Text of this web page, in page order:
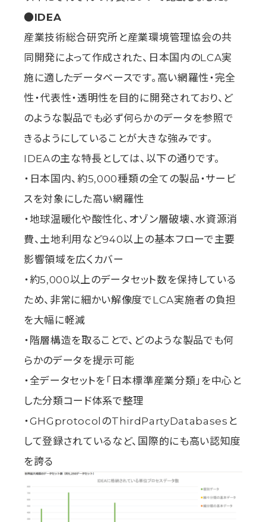
●IDEA
産業技術総合研究所と産業環境管理協会の共
同開発によって作成された、日本国内のLCA実
施に適したデータベースです。高い網羅性・完全
性・代表性・透明性を目的に開発されており、ど
のような製品でも必ず何らかのデータを参照で
きるようにしていることが大きな強みです。
IDEAの主な特長としては、以下の通りです。
・日本国内、約5,000種類の全ての製品・サービ
スを対象にした高い網羅性
・地球温暖化や酸性化、オゾン層破壊、水資源消
費、土地利用など940以上の基本フローで主要
影響領域を広くカバー
・約5,000以上のデータセット数を保持している
ため、非常に細かい解像度でLCA実施者の負担
を大幅に軽減
・階層構造を取ることで、どのような製品でも何
らかのデータを提示可能
・全データセットを「日本標準産業分類」を中心と
した分類コード体系で整理
・GHGprotocolのThirdPartyDatabasesと
して登録されているなど、国際的にも高い認知度
を誇る